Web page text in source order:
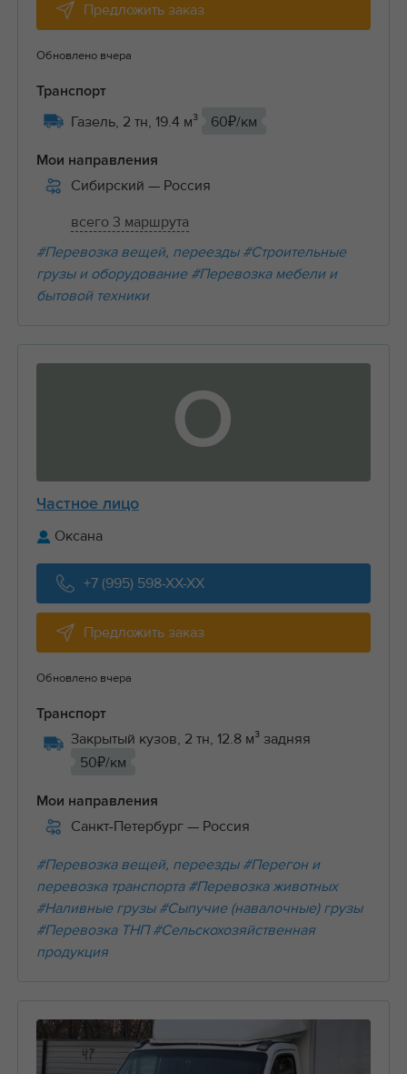
Предложить заказ
Обновлено вчера
Транспорт
Газель, 2 тн, 19.4 м³ 60₽/км
Мои направления
Сибирский — Россия
всего 3 маршрута
#Перевозка вещей, переезды #Строительные
грузы и оборудование #Перевозка мебели и
бытовой техники
О
Частное лицо
Оксана
+7 (995) 598-XX-XX
Предложить заказ
Обновлено вчера
Транспорт
Закрытый кузов, 2 тн, 12.8 м³ задняя
50₽/км
Мои направления
Санкт-Петербург — Россия
#Перевозка вещей, переезды #Перегон и
перевозка транспорта #Перевозка животных
#Наливные грузы #Сыпучие (навалочные) грузы
#Перевозка ТНП #Сельскохозяйственная
продукция